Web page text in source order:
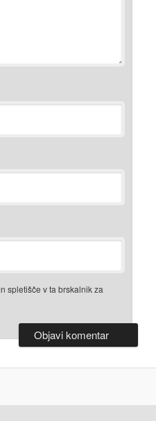
spletišče v ta brskalnik za